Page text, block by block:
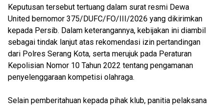
Keputusan tersebut tertuang dalam surat resmi Dewa
United bernomor 375/DUFC/FO/III/2026 yang dikirimkan
kepada Persib. Dalam keterangannya, kebijakan ini diambil
sebagai tindak lanjut atas rekomendasi izin pertandingan
dari Polres Serang Kota, serta merujuk pada Peraturan
Kepolisian Nomor 10 Tahun 2022 tentang pengamanan
penyelenggaraan kompetisi olahraga.
Selain pemberitahuan kepada pihak klub, panitia pelaksana